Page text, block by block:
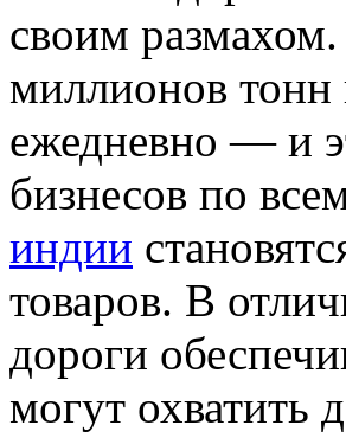
своим
миллионов тонн
ежедневно — и
бизнесов по
индии
товаров. В
дороги
могут охватить